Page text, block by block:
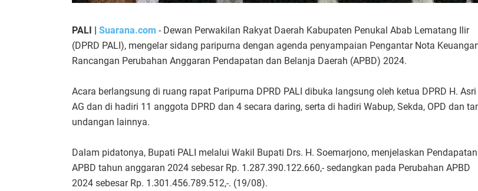
PALI | Suarana.com - Dewan Perwakilan Rakyat Daerah Kabupaten Penukal Abab Lematang Ilir
(DPRD PALI), mengelar sidang paripurna dengan agenda penyampaian Pengantar Nota
Rancangan Perubahan Anggaran Pendapatan dan Belanja Daerah (APBD) 2024.
Acara berlangsung di ruang rapat Paripurna DPRD PALI dibuka langsung oleh ketua DPRD H. Asri
AG dan di hadiri 11 anggota DPRD dan 4 secara daring, serta di hadiri Wabup, Sekda, OPD dan
undangan lainnya.
Dalam pidatonya, Bupati PALI melalui Wakil Bupati Drs. H. Soemarjono, menjelaskan Pendapatan
APBD tahun anggaran 2024 sebesar Rp. 1.287.390.122.660,- sedangkan pada Perubahan APBD
2024 sebesar Rp. 1.301.456.789.512,-. (19/08).